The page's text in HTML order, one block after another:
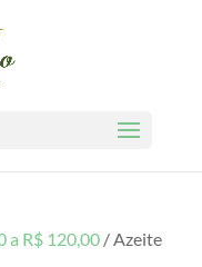
a R$ 120,00/ Azeite